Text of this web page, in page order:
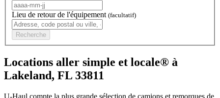
Lieu de retour de l'équipement (facultatif)
Recherche
Locations aller simple et locale® à
Lakeland, FL 33811
U-Haul compte la plus grande sélection de camions et remorques de